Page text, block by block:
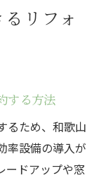
リフォ
する方法
るため、和歌山
率設備の導入が
ードアップや窓